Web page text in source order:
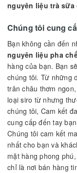
nguyên liệu trà sữa
Chúng tôi cung
Bạn không cần đến
nguyên liệu pha
hàng của bạn. Bạn
chúng tôi. Từ những
trân châu thơm
loại siro từ nhưng
chúng tôi, Cam kết
cung cấp đến tay
Chúng tôi cam kết
nhất cho bạn và
mặt hàng phong phú,
chỉ là nơi bán hàng